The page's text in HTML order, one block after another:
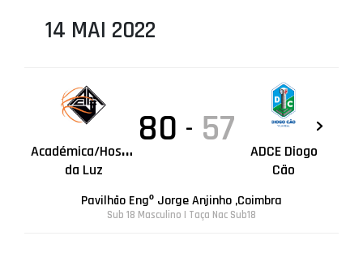
14 MAI 2022
A
cadémica/Hospital
da Luz
80 - 57
ADCE Diogo
Cão
Pavilhão Engº Jorge Anjinho ,Coimbra
Sub 18 Masculino | Taça Nac Sub18